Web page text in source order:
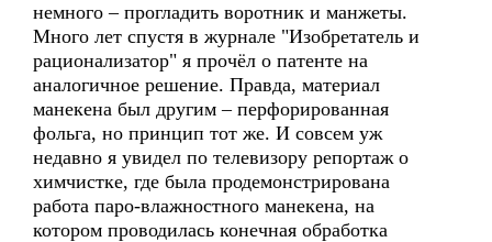
немного – прогладить воротник и манжеты.
Много лет спустя в журнале "Изобретатель и
рационализатор" я прочёл о патенте на
аналогичное решение. Правда, материал
манекена был другим – перфорированная
фольга, но принцип тот же. И совсем уж
недавно я увидел по телевизору репортаж о
химчистке, где была продемонстрирована
работа паро-влажностного манекена, на
котором проводилась конечная обработка